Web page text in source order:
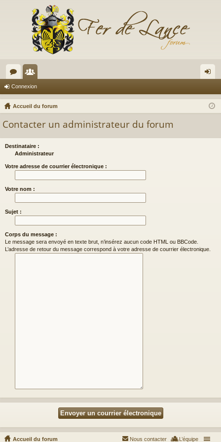
or
u
e
m ne
Connexion
Accueil du forum
Contacter un administrateur du forum
Destinataire :
Administrateur
Votre adresse de courrier électronique :
Votre nom :
Sujet :
Corps du message :
Le message sera envoyé en texte brut, n’insérez aucun code HTML ou BBCode.
L’adresse de retour du message correspond à votre adresse de courrier électronique.
Accueil du forum L’équipe
Nous contacter